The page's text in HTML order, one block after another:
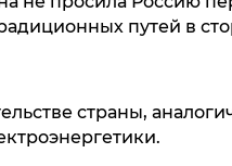
путей в
страны,